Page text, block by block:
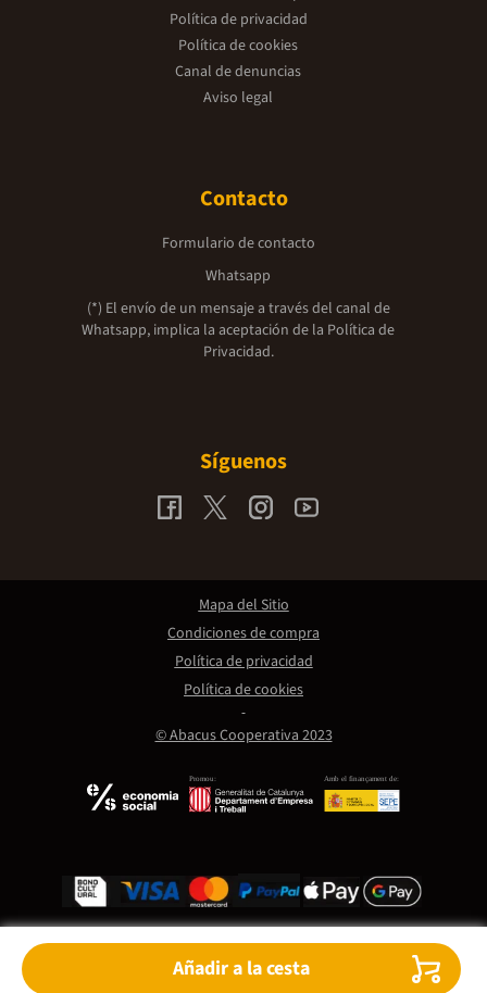
Añadir a la cesta
Política de privacidad
Política de cookies
Canal de denuncias
Aviso legal
Contacto
Formulario de contacto
Whatsapp
(*) El envío de un mensaje a través del canal de
Whatsapp, implica la aceptación de la Política de
Privacidad.
Síguenos
Promou: Amb el finançament de:
© Abacus Cooperativa 2023
Mapa del Sitio
Condiciones de compra
Política de privacidad
Política de cookies